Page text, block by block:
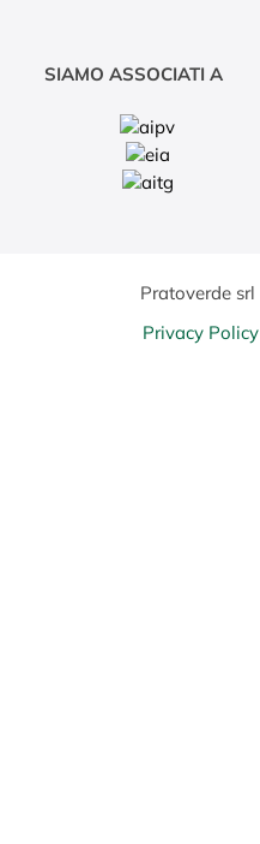
SIAMO ASSOCIATI A
Pratoverde srl
Privacy Policy